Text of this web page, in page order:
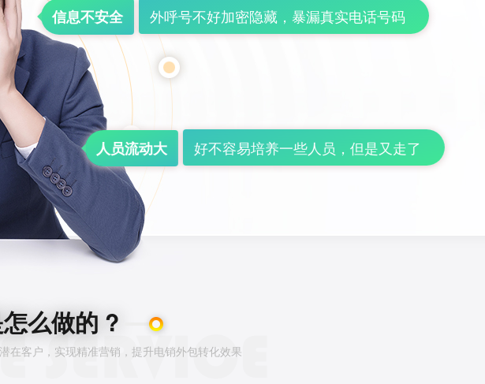
信息不安全 外呼号不好加密隐藏，暴漏真实电话号码
人员流动大 好不容易培养一些人员，但是又走了
么做的 ?
在客户，实现精准营销，提升电销外包转化效果